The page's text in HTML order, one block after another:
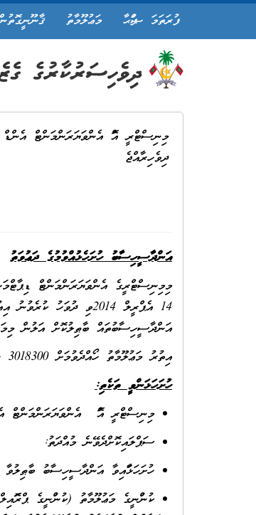
ފުރަތަމަ ޞަފްޙާ މަޢުލޫމާތު
މިނިސްޓްރީ އޮފް އެންވަޔަރަންމަންޓް
ދިވެހިރާއްޖެ
އަންދާސީހިސާބު ހުށަހެޅުއްވުމުގެ ދަޢުވަތު
މިމިނިސްޓްރީގެ އެންވަޔަރަންމަންޓް
އަންދާސީހިސާބުތައް ބާޠިލުކޮށް އަލުން
އިތުރު މަޢުލޫމާތު ހޯއްދެވުމަށް 3018300 ނަންބަރު ފޯނާ ގުޅުއްވުން އެދެމެވެ.
ހުށަހަޅަންވީ ތަކެތި:
މިނިސްޓްރީ އޮފް އެންވަޔަރަންމަންޓް
ސަޕްލައިކޮށްދެވޭނެ މުއްދަތު:
ހުށަހަޅާފައިވާ އަންދާސީހިސާބު ބާޠިލުވާ މުއްދަތު
ކުންފުނީގެ މަޢުލޫމާތު (ކުންފުނީގެ